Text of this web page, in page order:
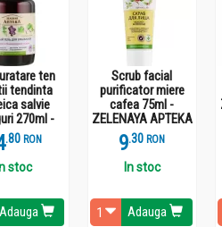
de pe pachet si
ten
tendinta
salvie
270ml -
APTEKA
.8 RON
stoc
Adauga
Scrub facial
purificator miere
cafea 75ml -
ZELENAYA APTEKA
9.3 RON
In stoc
Adauga